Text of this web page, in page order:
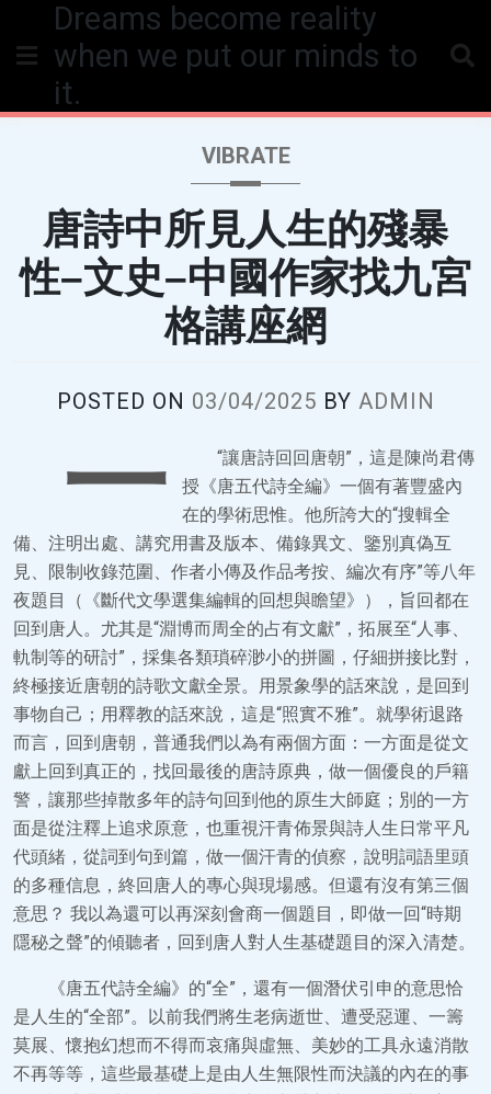
content
Dreams become reality
when we put our minds to
it.
VIBRATE
唐詩中所見人生的殘暴
性–文史–中國作家找九宮
格講座網
POSTED ON 03/04/2025 BY ADMIN
一
“讓唐詩回回唐朝”，這是陳尚君傳
授《唐五代詩全編》一個有著豐盛內
在的學術思惟。他所誇大的“搜輯全
備、注明出處、講究用書及版本、備錄異文、鑒別真偽互
見、限制收錄范圍、作者小傳及作品考按、編次有序”等八年
夜題目（《斷代文學選集編輯的回想與瞻望》），旨回都在
回到唐人。尤其是“淵博而周全的占有文獻”，拓展至“人事、
軌制等的研討”，採集各類瑣碎渺小的拼圖，仔細拼接比對，
終極接近唐朝的詩歌文獻全景。用景象學的話來說，是回到
事物自己；用釋教的話來說，這是“照實不雅”。就學術退路
而言，回到唐朝，普通我們以為有兩個方面：一方面是從文
獻上回到真正的，找回最後的唐詩原典，做一個優良的戶籍
警，讓那些掉散多年的詩句回到他的原生大師庭；別的一方
面是從注釋上追求原意，也重視汗青佈景與詩人生日常平凡
代頭緒，從詞到句到篇，做一個汗青的偵察，說明詞語里頭
的多種信息，終回唐人的專心與現場感。但還有沒有第三個
意思？ 我以為還可以再深刻會商一個題目，即做一回“時期
隱秘之聲”的傾聽者，回到唐人對人生基礎題目的深入清楚。
《唐五代詩全編》的“全”，還有一個潛伏引申的意思恰
是人生的“全部”。以前我們將生老病逝世、遭受惡運、一籌
莫展、懷抱幻想而不得而哀痛與虛無、美妙的工具永遠消散
不再等等，這些最基礎上是由人生無限性而決議的內在的事